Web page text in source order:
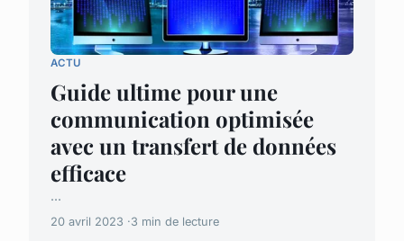
ACTU
Guide ultime pour une
communication optimisée
avec un transfert de données
efficace
...
20 avril 2023 3 min de lecture